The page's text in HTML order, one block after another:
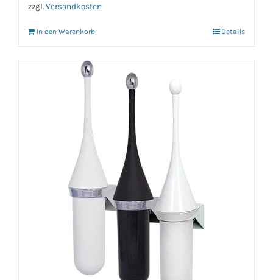
zzgl. Versandkosten
In den Warenkorb Details